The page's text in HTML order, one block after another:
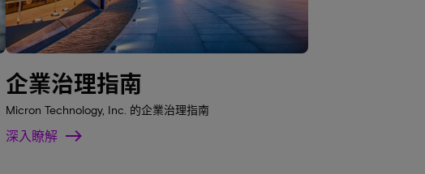
企業治理指南
Micron Technology, Inc. 的企業治理指南
深入瞭解